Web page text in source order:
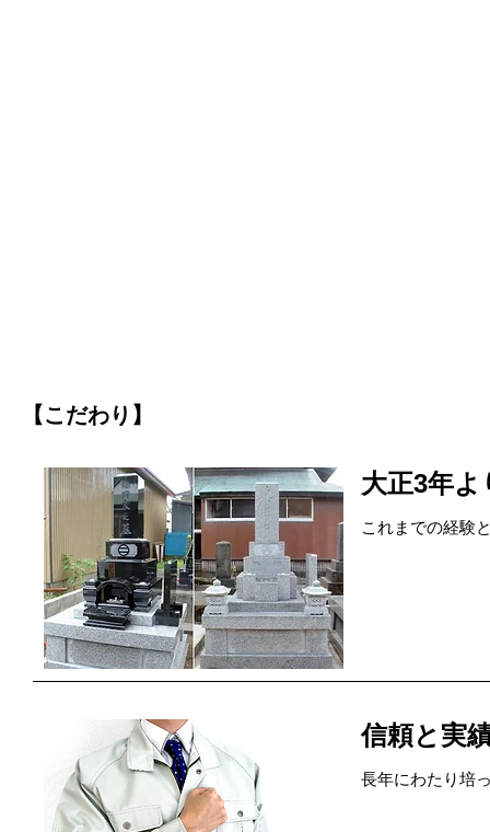
【こだわり】
大正3年
これまでの経験
信頼と実
長年にわたり培